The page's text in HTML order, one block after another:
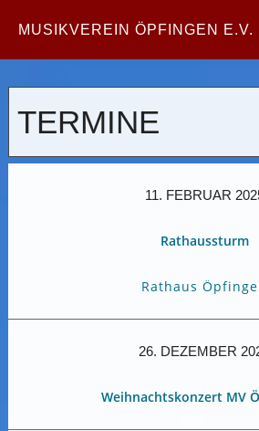
MUSIKVEREIN ÖPFINGEN E.V.
TERMINE
11. FEBRUAR
Rathaussturm
Rathaus
26. DEZEMBER
Weihnachtskonzert MV